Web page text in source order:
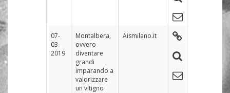
07-
03-
2019
Montalbera,
ovvero
diventare
grandi
imparando a
valorizzare
un vitigno
Aismilano.it